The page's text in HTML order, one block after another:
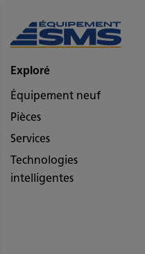
Exploré
Équipement neuf
Pièces
Services
Technologies
intelligentes